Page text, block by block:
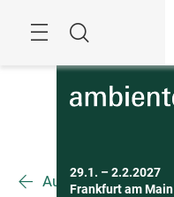
Suche
29.1. – 2.2.2027
Frankfurt am Main
Ausstellerübersicht